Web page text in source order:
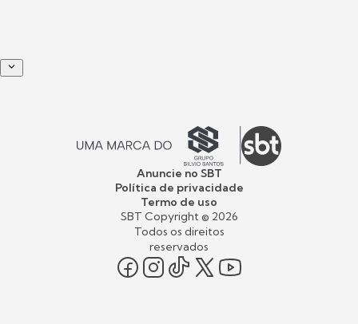
Anuncie no SBT
Política de privacidade
Termo de uso
SBT Copyright © 2026
Todos os direitos
reservados